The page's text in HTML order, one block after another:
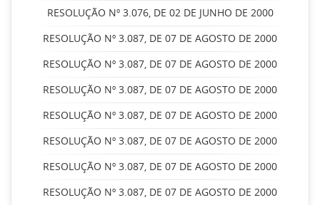
RESOLUÇÃO Nº 3.076, DE 02 DE JUNHO DE 2000
RESOLUÇÃO Nº 3.087, DE 07 DE AGOSTO DE 2000
RESOLUÇÃO Nº 3.087, DE 07 DE AGOSTO DE 2000
RESOLUÇÃO Nº 3.087, DE 07 DE AGOSTO DE 2000
RESOLUÇÃO Nº 3.087, DE 07 DE AGOSTO DE 2000
RESOLUÇÃO Nº 3.087, DE 07 DE AGOSTO DE 2000
RESOLUÇÃO Nº 3.087, DE 07 DE AGOSTO DE 2000
RESOLUÇÃO Nº 3.087, DE 07 DE AGOSTO DE 2000